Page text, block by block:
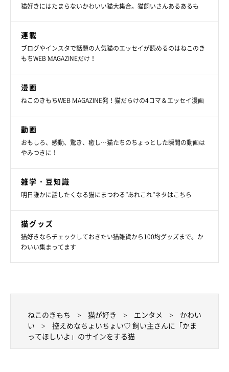
猫好きにはたまらないかわいい猫大集合。猫飼いさんあるあるも
連載
ブログやインスタで話題の人気猫のエッセイが読めるのはねこのき
もちWEB MAGAZINEだけ！
漫画
ねこのきもちWEB MAGAZINE発！猫だらけの4コマ＆エッセイ漫画
動画
おもしろ、感動、驚き、癒し…猫たちのちょっとした瞬間の動画は
やみつきに！
雑学・豆知識
明日誰かに話したくなる猫にまつわる”あれこれ”ネタはこちら
猫グッズ
猫好きならチェックしておきたい猫雑貨から100均グッズまで。か
わいい集まってます
ねこのきもち 猫が好き エンタメ
かわい
い
控えめなちょいちょい♡ 飼い主さんに「かま
ってほしいよ」のサインをする猫